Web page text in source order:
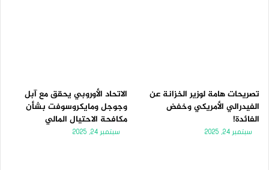
تصريحات هامة لوزير الخزانة عن
الفيدرالي الأمريكي وخفض
الفائدة!
سبتمبر 24, 2025
الاتحاد الأوروبي يحقق مع آبل
وجوجل ومايكروسوفت بشأن
مكافحة الاحتيال المالي
سبتمبر 24, 2025